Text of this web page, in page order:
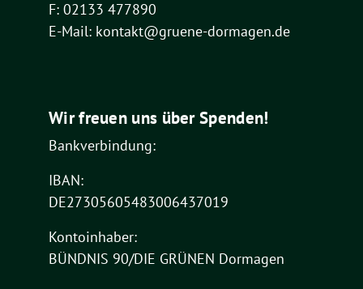
F: 02133 477890
E-Mail: kontakt@gruene-dormagen.de
Wir freuen uns über Spenden!
Bankverbindung:
IBAN:
DE27305605483006437019
Kontoinhaber:
BÜNDNIS 90/DIE GRÜNEN Dormagen